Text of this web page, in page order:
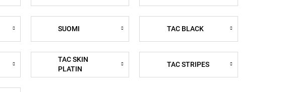
SUOMI TAC BLACK
TAC SKIN
PLATIN
TAC STRIPES